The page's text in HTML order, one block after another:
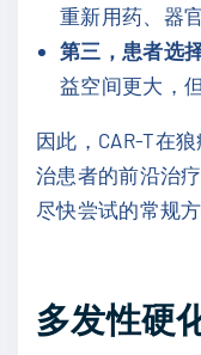
重新用药、器
第三，患者选
益空间更大，
因此，CAR-T在
治患者的前沿治
尽快尝试的常规方
多发性硬